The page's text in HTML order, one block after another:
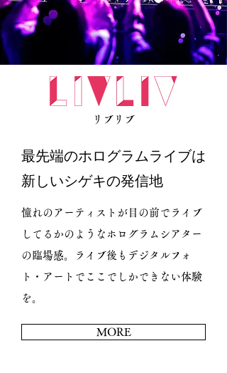
リブリブ
最先端のホログラムライブは
新しいシゲキの発信地
​ 憧れのアーティストが目の前でライブ
してるかのようなホログラムシアター
の臨場感。ライブ後もデジタルフォ
ト・アートでここでしかできない体験
を。
MORE